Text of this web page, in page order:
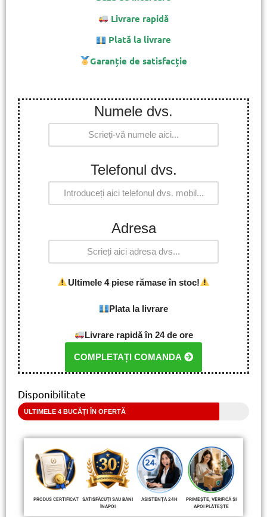
Livrare rapidă
Plată la livrare
Garanție de satisfacție
Numele dvs.
Telefonul dvs.
Adresa
Ultimele 4 piese rămase în stoc!
Plata la livrare
Livrare rapidă în 24 de ore
COMPLETAȚI COMANDA
Disponibilitate
ULTIMELE 4 BUCĂȚI ÎN OFERTĂ
PRODUS CERTIFICAT
SATISFĂCUȚI SAU BANI
ÎNAPOI
ASISTENȚĂ 24H
PRIMEȘTE, VERIFICĂ ȘI
APOI PLĂTEȘTE